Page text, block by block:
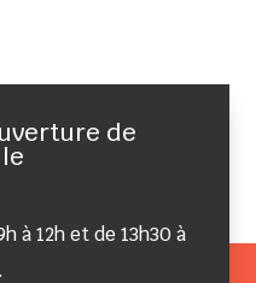
de
à 12h et de 13h30 à